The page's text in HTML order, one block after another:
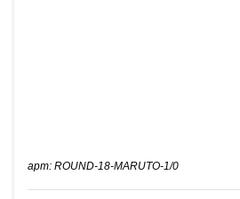
арт: ROUND-18-MARUTO-1/0